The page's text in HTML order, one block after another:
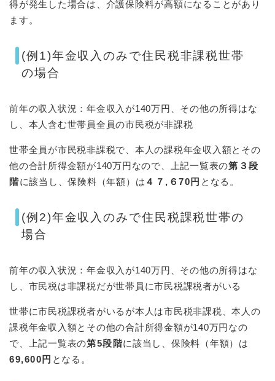
得が発生した場合は、介護保険料が高額になることがあり
ます。
(例1)年金収入のみで住民税非課税世帯
の場合
前年の収入状況：年金収入が140万円、その他の所得はな
し、本人含む世帯員全員の市民税が非課税
世帯全員が市民税非課税で、本人の課税年金収入額とその
他の合計所得金額が140万円なので、上記一覧表の第３段
階に該当し、保険料（年額）は ４７,６70円 となる。
(例2)年金収入のみで住民税課税世帯の
場合
前年の収入状況：年金収入が140万円、その他の所得はな
し、市民税は非課税だが世帯員に市民税課税者がいる
世帯に市民税課税者がいるが本人は市民税非課税、本人の
課税年金収入額とその他の合計所得金額が140万円なの
で、上記一覧表の第5段階に該当し、保険料（年額）は
69,600円 となる。